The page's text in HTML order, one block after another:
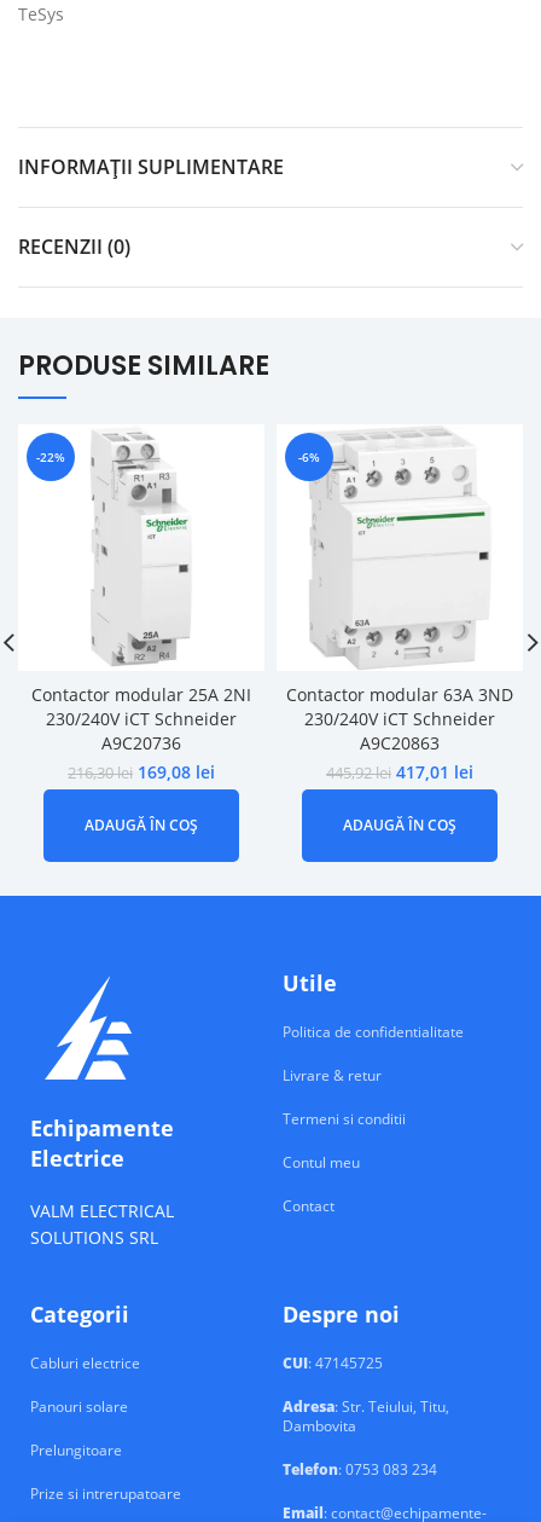
TeSys
INFORMAȚII SUPLIMENTARE
RECENZII (0)
PRODUSE SIMILARE
-22%
Contactor modular 25A 2NI
230/240V iCT Schneider
A9C20736
216,30lei 169,08 lei
ADAUGĂ ÎN COȘ
-6%
Contactor modular 63A 3ND
230/240V iCT Schneider
A9C20863
445,92lei 417,01 lei
ADAUGĂ ÎN COȘ
Echipamente
Electrice
VALM ELECTRICAL
SOLUTIONS SRL
Utile
Politica de confidentialitate
Livrare & retur
Termeni si conditii
Contul meu
Contact
Categorii
Cabluri electrice
Panouri solare
Prelungitoare
Prize si intrerupatoare
Despre noi
CUI: 47145725
Adresa: Str. Teiului, Titu,
Dambovita
Telefon: 0753 083 234
Email: contact@echipamente-